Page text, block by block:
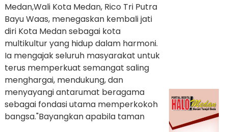
Medan,Wali Kota Medan, Rico Tri Putra
Bayu Waas, menegaskan kembali jati
diri Kota Medan sebagai kota
multikultur yang hidup dalam harmoni.
Ia mengajak seluruh masyarakat untuk
terus memperkuat semangat saling
menghargai, mendukung, dan
menyayangi antarumat beragama
sebagai fondasi utama memperkokoh
bangsa."Bayangkan apabila taman